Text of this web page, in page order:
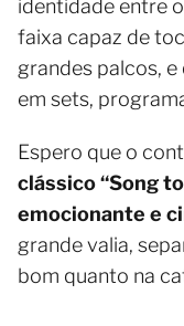
identidade entre
faixa capaz de
grandes palcos,
em sets,
Espero que o
clássico “Song
emocionante e
grande valia,
bom quanto na